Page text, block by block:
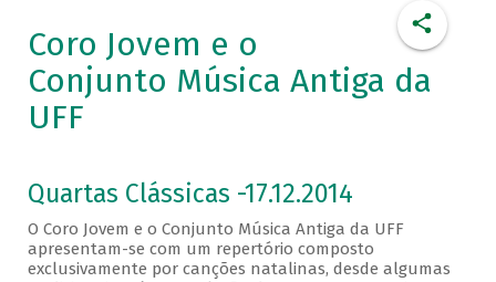
Coro Jovem e o
Conjunto Música Antiga da
UFF
Quartas Clássicas -17.12.2014
O Coro Jovem e o Conjunto Música Antiga da UFF
apresentam-se com um repertório composto
exclusivamente por canções natalinas, desde algumas